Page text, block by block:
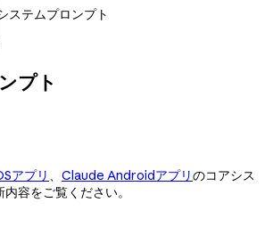
ステムプロンプト
プト
アプリ 、 Claude Androidアプリのコアシス
容をご覧ください。